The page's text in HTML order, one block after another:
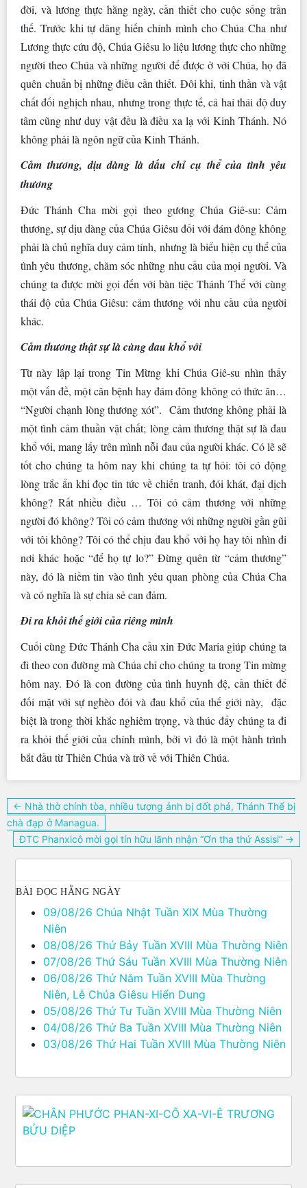
đời, và lương thực hằng ngày, cần thiết cho cuộc sống trần
thế. Trước khi tự dâng hiến chính mình cho Chúa Cha như
Lương thực cứu độ, Chúa Giêsu lo liệu lương thực cho những
người theo Chúa và những người để được ở với Chúa, họ đã
quên chuẩn bị những điều cần thiết. Đôi khi, tinh thần và vật
chất đối nghịch nhau, nhưng trong thực tế, cả hai thái độ duy
tâm cũng như duy vật đều là điều xa lạ với Kinh Thánh. Nó
không phải là ngôn ngữ của Kinh Thánh.
Cảm thương, dịu dàng là dấu chỉ cụ thể của tình yêu
thương
Đức Thánh Cha mời gọi theo gương Chúa Giê-su: Cảm
thương, sự dịu dàng của Chúa Giêsu đối với đám đông không
phải là chủ nghĩa duy cảm tính, nhưng là biểu hiện cụ thể của
tình yêu thương, chăm sóc những nhu cầu của mọi người. Và
chúng ta được mời gọi đến với bàn tiệc Thánh Thể với cùng
thái độ của Chúa Giêsu: cảm thương với nhu cầu của người
khác.
Cảm thương thật sự là cùng đau khổ với
Từ này lập lại trong Tin Mừng khi Chúa Giê-su nhìn thấy
một vấn đề, một căn bệnh hay đám đông không có thức ăn…
“Người chạnh lòng thương xót”. Cảm thương không phải là
một tình cảm thuần vật chất; lòng cảm thương thật sự là đau
khổ với, mang lấy trên mình nỗi đau của người khác. Có lẽ sẽ
tốt cho chúng ta hôm nay khi chúng ta tự hỏi: tôi có động
lòng trắc ẩn khi đọc tin tức về chiến tranh, đói khát, đại dịch
không? Rất nhiều điều … Tôi có cảm thương với những
người đó không? Tôi có cảm thương với những người gần gũi
với tôi không? Tôi có thể chịu đau khổ với họ hay tôi nhìn đi
nơi khác hoặc “để họ tự lo?” Đừng quên từ “cảm thương”
này, đó là niềm tin vào tình yêu quan phòng của Chúa Cha
và có nghĩa là sự chia sẻ can đảm.
Đi ra khỏi thế giới của riêng mình
Cuối cùng Đức Thánh Cha cầu xin Đức Maria giúp chúng ta
đi theo con đường mà Chúa chỉ cho chúng ta trong Tin mừng
hôm nay. Đó là con đường của tình huynh đệ, cần thiết để
đối mặt với sự nghèo đói và đau khổ của thế giới này, đặc
biệt là trong thời khắc nghiêm trọng, và thúc đẩy chúng ta đi
ra khỏi thế giới của chính mình, bởi vì đó là một hành trình
bắt đầu từ Thiên Chúa và trở về với Thiên Chúa.
Điều
hướng
bài
viết
← Nhà thờ chính tòa, nhiều tượng ảnh bị đốt phá, Thánh Thể bị
chà đạp ở Managua.
ĐTC Phanxicô mời gọi tín hữu lãnh nhận “Ơn tha thứ Assisi” →
BÀI ĐỌC HẰNG NGÀY
09/08/26 Chúa Nhật Tuần XIX Mùa Thường
Niên
08/08/26 Thứ Bảy Tuần XVIII Mùa Thường Niên
07/08/26 Thứ Sáu Tuần XVIII Mùa Thường Niên
06/08/26 Thứ Năm Tuần XVIII Mùa Thường
Niên, Lễ Chúa Giêsu Hiển Dung
05/08/26 Thứ Tư Tuần XVIII Mùa Thường Niên
04/08/26 Thứ Ba Tuần XVIII Mùa Thường Niên
03/08/26 Thứ Hai Tuần XVIII Mùa Thường Niên